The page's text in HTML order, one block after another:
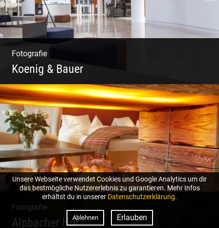
Fotografie
Koenig & Bauer
Moderne Architektur | Offen & Futuristisch |
Foyer Gestaltung | Weite Räume
Fotografie
Alpbacher Hof
Unsere Webseite verwendet Cookies und Google Analytics um dir
das bestmögliche Nutzererlebnis zu garantieren. Mehr Infos
erhältst du in unserer Datenschutzerklärung.
Ablehnen Erlauben